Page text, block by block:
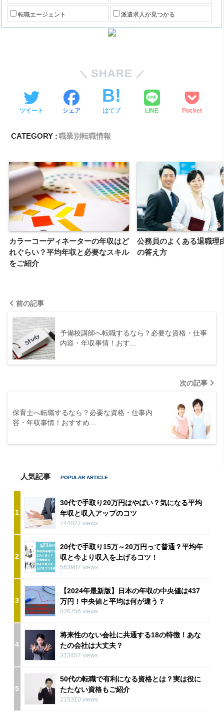
転職エージェント 派遣求人が見つかる
SHARE
ツイート シェア はてブ LINE Pocket
CATEGORY :職業別転職情報
カラーコーディネーターの年収はど
れぐらい？平均年収と必要なスキル
をご紹介
公務員のよくある退職理
の答え方
前の記事
予備校講師へ転職するなら？必要な資格・仕事
内容・年収事情！おす…
次の記事
保育士へ転職するなら？必要な資格・仕事内
容・年収事情！おすすめ…
人気記事
1
30代で手取り20万円はやばい？気になる平均
年収と収入アップのコツ
744827 views
2
20代で手取り15万～20万円って普通？平均年
収と今より収入を上げるコツ！
563987 views
3
【2024年最新版】日本の年収の中央値は437
万円！中央値と平均は何が違う？
426756 views
4
将来性のない会社に共通する18の特徴！あな
たの会社は大丈夫？
313457 views
5
50代の転職で有利になる資格とは？実は役に
たたない資格もご紹介
215310 views